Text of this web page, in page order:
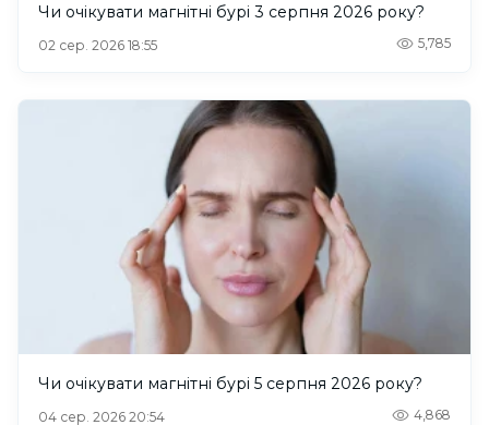
Чи очікувати магнітні бурі 3 серпня 2026 року?
02 сер. 2026 18:55 5,785
Чи очікувати магнітні бурі 5 серпня 2026 року?
04 сер. 2026 20:54 4,868